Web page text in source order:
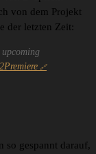
von dem Projekt
der letzten Zeit:
upcoming
so gespannt darauf,